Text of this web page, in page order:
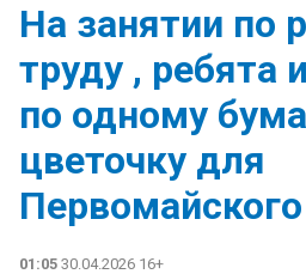
На занятии по
труду , ребята
по одному
цветочку для
01:05 30.04.2026 16+